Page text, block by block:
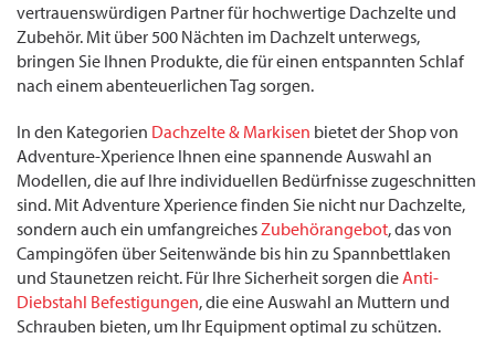
vertrauenswürdigen Partner für hochwertige Dachzelte und
Zubehör. Mit über 500 Nächten im Dachzelt unterwegs,
bringen Sie Ihnen Produkte, die für einen entspannten Schlaf
nach einem abenteuerlichen Tag sorgen.
In den Kategorien Dachzelte & Markisen bietet der Shop von
Adventure-Xperience Ihnen eine spannende Auswahl an
Modellen, die auf Ihre individuellen Bedürfnisse zugeschnitten
sind. Mit Adventure Xperience finden Sie nicht nur Dachzelte,
sondern auch ein umfangreichesZubehörangebot, das von
Campingöfen über Seitenwände bis hin zu Spannbettlaken
und Staunetzen reicht. Für Ihre Sicherheit sorgen dieAnti-
Diebstahl Befestigungen, die eine Auswahl an Muttern und
Schrauben bieten, um Ihr Equipment optimal zu schützen.